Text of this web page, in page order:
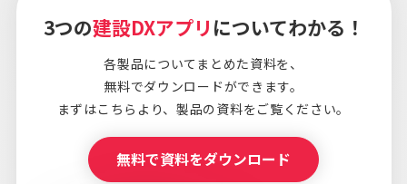
3つの建設DXアプリ についてわかる！
各製品についてまとめた資料を、
無料でダウンロードができます。
まずはこちらより、製品の資料をご覧ください。
無料で資料をダウンロード